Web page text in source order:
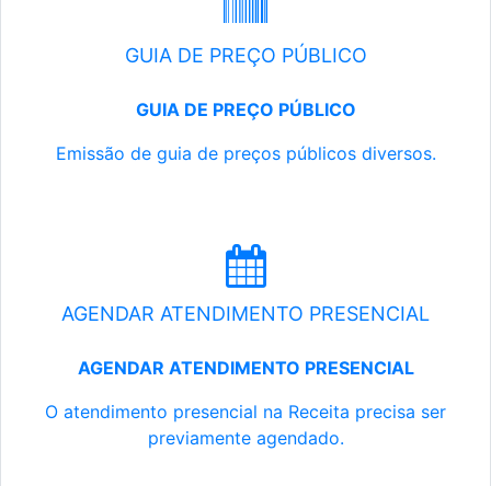
GUIA DE PREÇO PÚBLICO
GUIA DE PREÇO PÚBLICO
Emissão de guia de preços públicos diversos.
AGENDAR ATENDIMENTO PRESENCIAL
AGENDAR ATENDIMENTO PRESENCIAL
O atendimento presencial na Receita precisa ser
previamente agendado.